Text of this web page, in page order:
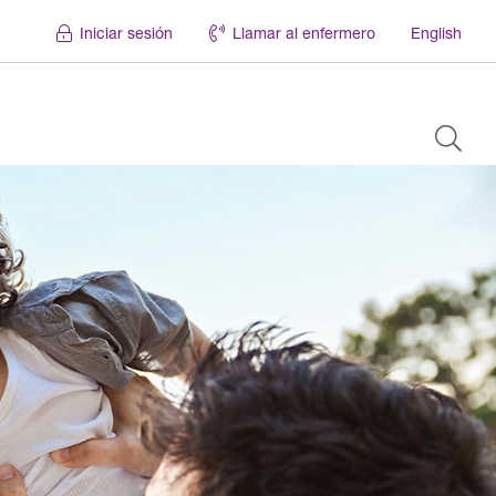
Iniciar sesión Llamar al enfermero English